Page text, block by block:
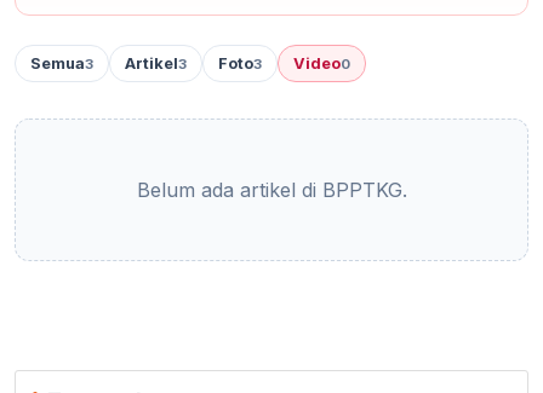
Semua3 Artikel3 Foto3 Video0
Belum ada artikel di BPPTKG.